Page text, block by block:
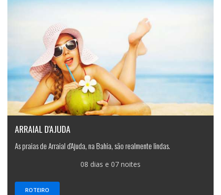
ARRAIAL D'AJUDA
As praias de Arraial d'Ajuda, na Bahia, são realmente lindas.
08 dias e 07 noites
ROTEIRO